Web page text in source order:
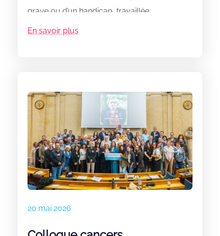
grave ou d’un handicap, travaillée
conjointement avec le député Vincent
Thiébaut, la fédération Grandir Sans Cancer,
adoption est l’aboutissement d’années de
mobilisation commune, dans la continuité du
travail que nous avions engagé avec
l’ancienne députée Charlotte Goetschy-
Bolognese. Elle complète également les
dispositions que nous avions travaillé,
notamment, avec Béatrice Descamps et Paul
Christophe.
En savoir plus
20 mai 2026